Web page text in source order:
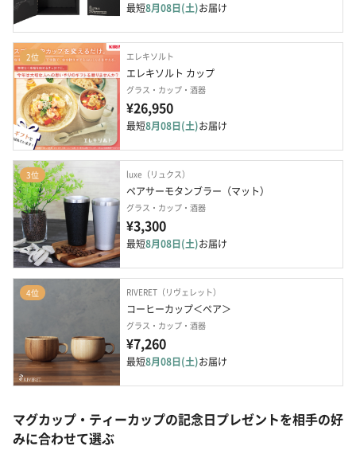
最短8月08日(土)お届け
2位 エレキソルト
エレキソルト カップ
グラス・カップ・酒器
¥26,950
最短8月08日(土)お届け
3位 luxe（リュクス）
ペアサーモタンブラー（マット）
グラス・カップ・酒器
¥3,300
最短8月08日(土)お届け
4位 RIVERET（リヴェレット）
コーヒーカップ＜ペア＞
グラス・カップ・酒器
¥7,260
最短8月08日(土)お届け
マグカップ・ティーカップの記念日プレゼントを相手の好
みに合わせて選ぶ